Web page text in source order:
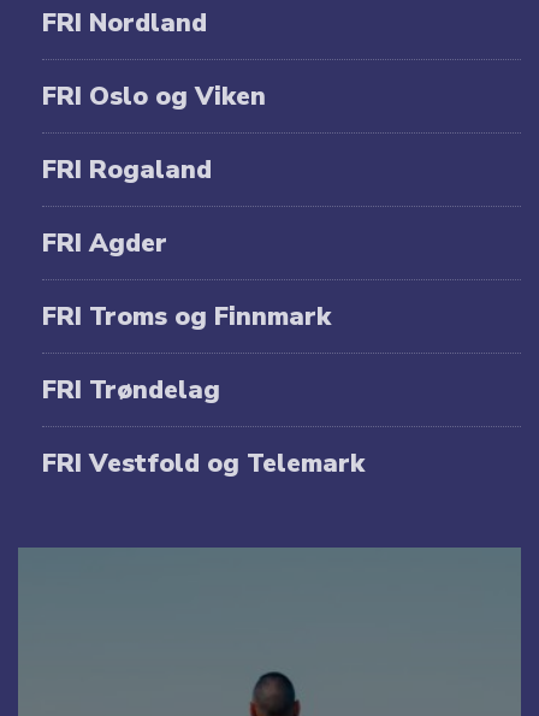
FRI Nordland
FRI Oslo og Viken
FRI Rogaland
FRI Agder
FRI Troms og Finnmark
FRI Trøndelag
FRI Vestfold og Telemark